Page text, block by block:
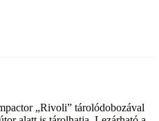
„Rivoli” tárolódobozával